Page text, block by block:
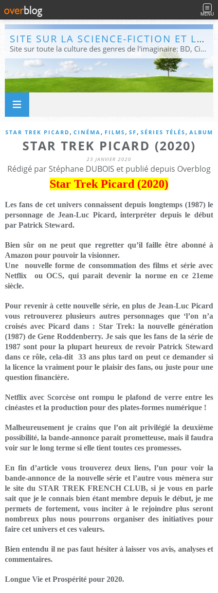
MENU
SITE SUR LA SCIENCE-FICTION ET LE FANTASTIQUE
Site sur toute la culture des genres de l'imaginaire: BD, Cinéma, Livre, Jeux, Théâtre. Présent dans les principaux festivals de film fantastique e de science-fiction, salons et conventions.
STAR TREK PICARD , CINÉMA , FILMS , SF , SÉRIES TÉLÉS , ALBUM
STAR TREK PICARD (2020)
23 JANVIER 2020
Rédigé par Stéphane DUBOIS et publié depuis Overblog
Star Trek Picard (2020)
Les fans de cet univers connaissent depuis longtemps (1987) le
personnage de Jean-Luc Picard, interpréter depuis le début
par Patrick Steward.
Bien sûr on ne peut que regretter qu’il faille être abonné à
Amazon pour pouvoir la visionner.
Une nouvelle forme de consommation des films et série avec
Netflix ou OCS, qui parait devenir la norme en ce 21eme
siècle.
Pour revenir à cette nouvelle série, en plus de Jean-Luc Picard
vous retrouverez plusieurs autres personnages que ‘l’on n’a
croisés avec Picard dans : Star Trek: la nouvelle génération
(1987) de Gene Roddenberry. Je sais que les fans de la série de
1987 sont pour la plupart heureux de revoir Patrick Steward
dans ce rôle, cela-dit 33 ans plus tard on peut ce demander si
la licence la vraiment pour le plaisir des fans, ou juste pour une
question financière.
Netflix avec Scorcèse ont rompu le plafond de verre entre les
cinéastes et la production pour des plates-formes numérique !
Malheureusement je crains que l’on ait privilégié la deuxième
possibilité, la bande-annonce parait prometteuse, mais il faudra
voir sur le long terme si elle tient toutes ces promesses.
En fin d’article vous trouverez deux liens, l’un pour voir la
bande-annonce de la nouvelle série et l’autre vous mènera sur
le site du STAR TREK FRENCH CLUB, si je vous en parle
sait que je le connais bien étant membre depuis le début, je me
permets de fortement, vous inciter à le rejoindre plus seront
nombreux plus nous pourrons organiser des initiatives pour
faire cet univers et ces valeurs.
Bien entendu il ne pas faut hésiter à laisser vos avis, analyses et
commentaires.
Longue Vie et Prospérité pour 2020.